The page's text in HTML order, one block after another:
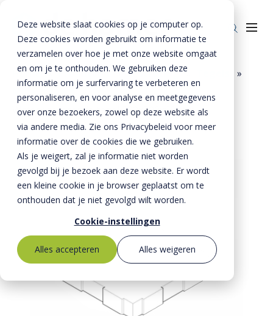
Deze website slaat cookies op je computer op.
Deze cookies worden gebruikt om informatie te
verzamelen over hoe je met onze website omgaat
en om je te onthouden. We gebruiken deze
informatie om je surfervaring te verbeteren en
personaliseren, en voor analyse en meetgegevens
over onze bezoekers, zowel op deze website als
via andere media. Zie ons Privacybeleid voor meer
informatie over de cookies die we gebruiken.
Als je weigert, zal je informatie niet worden
gevolgd bij je bezoek aan deze website. Er wordt
een kleine cookie in je browser geplaatst om te
onthouden dat je niet gevolgd wilt worden.
Cookie-instellingen
Alles accepteren
Alles weigeren
Bestekservice
Producten
Riolering
Bestrating
Oplossingen
BTE Groep
Onze verhalen
Over ons
MVO
Kernwaarden
Mission statement
Home »Producten » Bestrating »
»
Milieutegels
»
Waterpasserende tegel 300x300x60 mm